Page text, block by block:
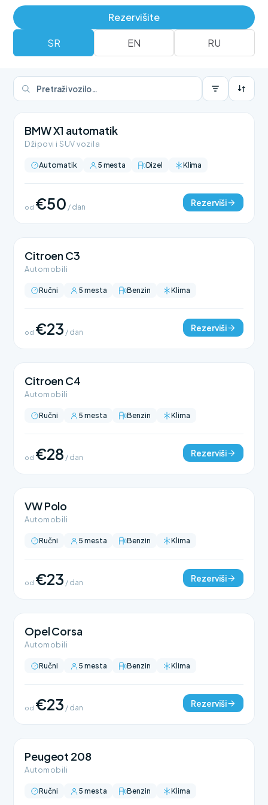
Rezervišite
SR EN RU
Rezerviši Rent a car flota
BMW X1 automatik
Džipovi i SUV vozila
Automatik 5 mesta Dizel Klima
od €50 / dan Rezerviši
Citroen C3
Automobili
Ručni 5 mesta Benzin Klima
od €23 / dan Rezerviši
Citroen C4
Automobili
Ručni 5 mesta Benzin Klima
od €28 / dan Rezerviši
VW Polo
Automobili
Ručni 5 mesta Benzin Klima
od €23 / dan Rezerviši
Opel Corsa
Automobili
Ručni 5 mesta Benzin Klima
od €23 / dan Rezerviši
Peugeot 208
Automobili
Ručni 5 mesta Benzin Klima